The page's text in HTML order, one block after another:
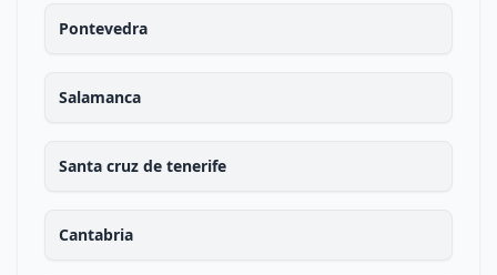
Pontevedra
Salamanca
Santa cruz de tenerife
Cantabria